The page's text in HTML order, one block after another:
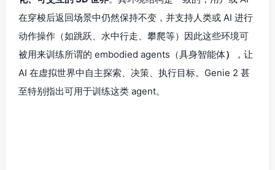
在穿梭后返回场景中仍然保持不变，并支持人类或 AI 进行
动作操作（如跳跃、水中行走、攀爬等）因此这些环境可
被用来训练所谓的 embodied agents（具身智能体）
，让
AI 在虚拟世界中自主探索、决策、执行目标。Genie 2 甚
至特别指出可用于训练这类 agent。